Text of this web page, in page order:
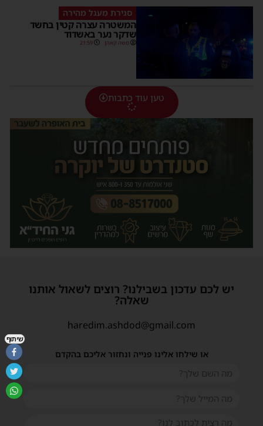
סגירת מעגל מהירה
המשטרה עצרה קטין בחשד
שדקר נער באשדוד
משה קאהן 21:59
טען עוד כתבות
יש לכם עדכון בשבילנו? רוצים לשאול אותנו
שאלה?
haredim.ashdod@gmail.com
או שילחו אלינו פנייה ונחזור אליכם בהקדם
שיתוף